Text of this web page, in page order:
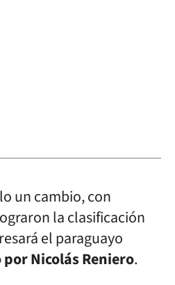
un cambio, con
la clasificación
el paraguayo
Nicolás Reniero.